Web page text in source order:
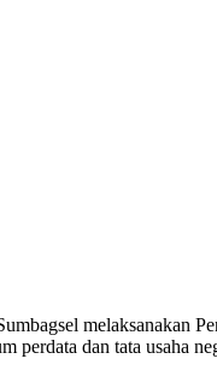
melaksanakan
dan tata usaha